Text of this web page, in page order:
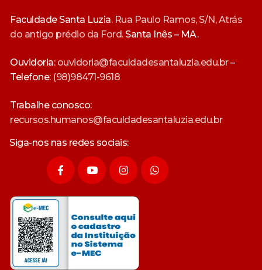
Faculdade Santa Luzia. Rua Paulo Ramos, S/N, Atrás
do antigo prédio da Ford.Santa Inês – MA.
Ouvidoria: ouvidoria@faculdadesantaluzia.edu.br–
Telefone: (98)98471-9618
Trabalhe conosco:
recursos.humanos@faculdadesantaluzia.edu.br
Siga-nos nas redes sociais: